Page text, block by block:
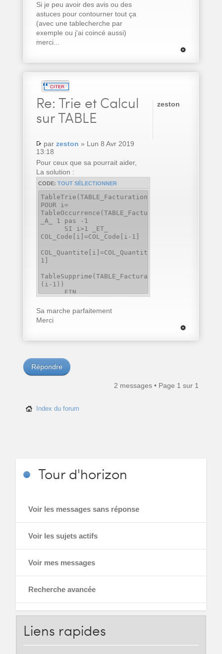
Si je peu avoir des avis ou des
astuces pour contourner tout ça
(avec une tablecherche par
exemple ou j'ai coincé aussi)
merci...
Re: Trie et Calcul
sur TABLE
par zeston » Lun 8 Avr 2019
13:18
Pour ceux que sa pourrait aider,
La solution :
CODE: TOUT SÉLECTIONNER
TableTrie(TABLE_Facturation,COL_Code..Nom)
POUR i=
TableOccurrence(TABLE_Facturation)
_A_ 1 pas -1
SI i>1 _ET_
COL_Code[i]=COL_Code[i-1]
1]
TableSupprime(TABLE_Facturation,
(i-1))
FIN
Sa marche parfaitement
Merci
zeston
Répondre
2 messages • Page 1 sur 1
Index du forum
Tourd'horizon
Voir les messages sans réponse
Voir les sujets actifs
Voir mes messages
Recherche avancée
Liens rapides